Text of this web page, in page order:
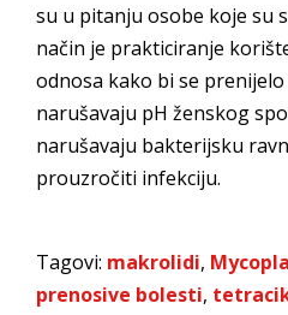
su u pitanju osobe koje su
način je prakticiranje
odnosa kako bi se
narušavaju pH ženskog
narušavaju bakterijsku
prouzročiti infekciju.
Tagovi: makrolidi,
prenosive bolesti,